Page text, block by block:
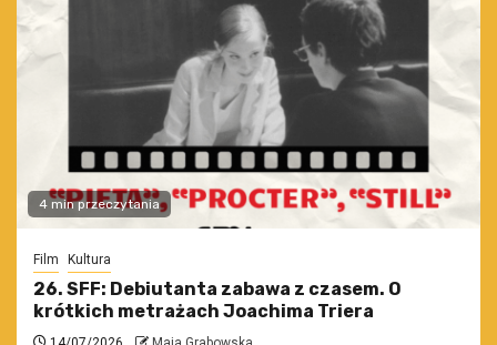
4 min przeczytania
Film Kultura
26. SFF: Debiutanta zabawa z czasem. O
krótkich metrażach Joachima Triera